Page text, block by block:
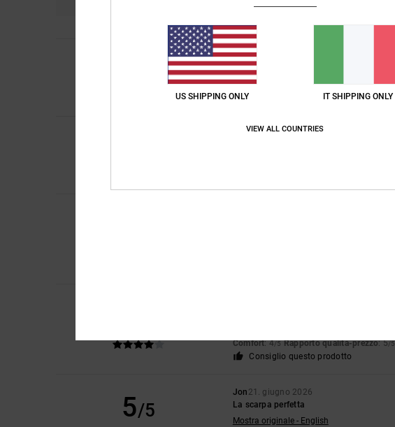
Kevin Alejandro
Davvero fantastico
Mostra originale - Castellano
Comfort
Rapporto qualità-prezzo: 5/5
Niek9. luglio 2026
Comfort: 4/5 Rapporto qualità-prezzo: 5/5
Consiglio questo prodotto
5/5
Jon 21. giugno 2026
La scarpa perfetta
Mostra originale - English
US SHIPPING ONLY IT SHIPPING ONLY
VIEW ALL COUNTRIES